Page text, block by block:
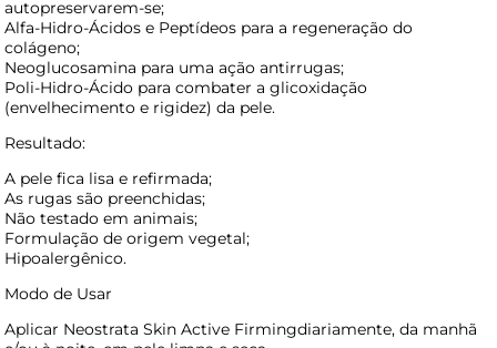
autopreservarem-se;
Alfa-Hidro-Ácidos e Peptídeos para a regeneração do
colágeno;
Neoglucosamina para uma ação antirrugas;
Poli-Hidro-Ácido para combater a glicoxidação
(envelhecimento e rigidez) da pele.
Resultado:
A pele fica lisa e refirmada;
As rugas são preenchidas;
Não testado em animais;
Formulação de origem vegetal;
Hipoalergênico.
Modo de Usar
Aplicar Neostrata Skin Active Firmingdiariamente, da manhã